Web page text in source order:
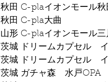
秋田 C-plaイオンモール秋
秋田 C-pla大曲
山形 C-plaイオンモール三
茨城 ドリームカプセル　
茨城 ドリームカプセル　
茨城 ガチャ森　水戸OPA